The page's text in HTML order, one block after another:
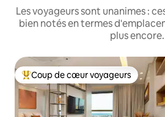
Les voyageurs sont unanimes :
bien notés en termes
plus encore.
Coups de cœur voyageurs les plus
Coup de cœur voyageurs